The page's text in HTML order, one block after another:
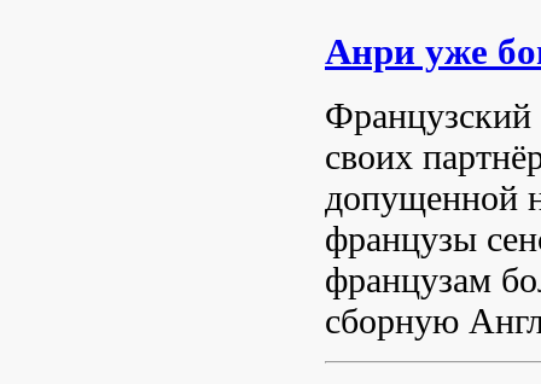
Анри уже
Французский
своих
допущенной
французы
французам
сборную